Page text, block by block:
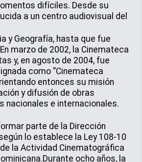
difíciles. Desde su
a un centro audiovisual del
y Geografía, hasta que fue
marzo de 2002, la Cinemateca
y, en agosto de 2004, fue
como “Cinemateca
entonces su misión
y difusión de obras
nacionales e internacionales.
parte de la Dirección
lo establece la Ley 108-10
la Actividad Cinematográfica
ocho años, la